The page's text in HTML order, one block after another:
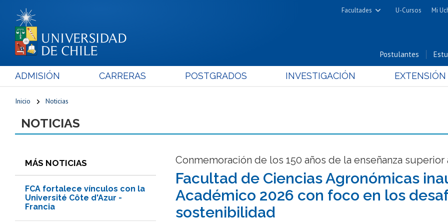
Facultades
Cs. Físicas y Matemáticas
Cs. Químicas y Farmacéuticas
Estudios Avanzados en Educación
Nutrición y Tecnología de
Alimentos
U-Cursos Mi
Postulantes
ADMISIÓN CARRERAS POSTGRADOS INVESTIGACIÓN EXTENSIÓN
Inicio Noticias
NOTICIAS
MÁS NOTICIAS
FCA fortalece vínculos con la
Université Côte d'Azur -
Francia
Conmemoración de los 150 años de la enseñanza
Facultad de Ciencias Agronómicas
Académico 2026 con foco en los
sostenibilidad